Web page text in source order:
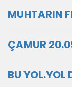
MUHTARIN
ÇAMUR
BU YOL.YOL